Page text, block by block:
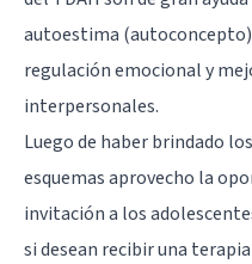
autoestima
regulación emocional y
interpersonales.
Luego de haber brindado
esquemas aprovecho la
invitación a los
si desean recibir una